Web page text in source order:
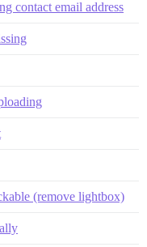
contact email address
(remove lightbox)